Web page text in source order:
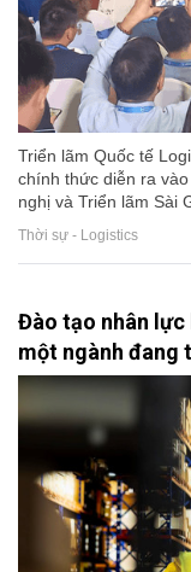
Triển lãm Quốc tế
chính thức diễn ra
nghị và Triển lãm Sài
Thời sự - Logistics
Đào tạo nhân
một ngành đang